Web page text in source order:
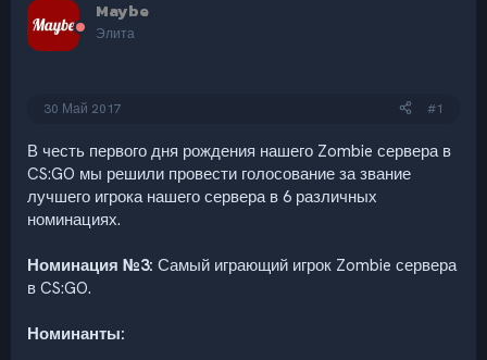
Maybe
Элита
30 Май 2017 #1
В честь первого дня рождения нашего Zombie сервера в
CS:GO мы решили провести голосование за звание
лучшего игрока нашего сервера в 6 различных
номинациях.
Номинация №3: Самый играющий игрок Zombie сервера
в CS:GO.
Номинанты: